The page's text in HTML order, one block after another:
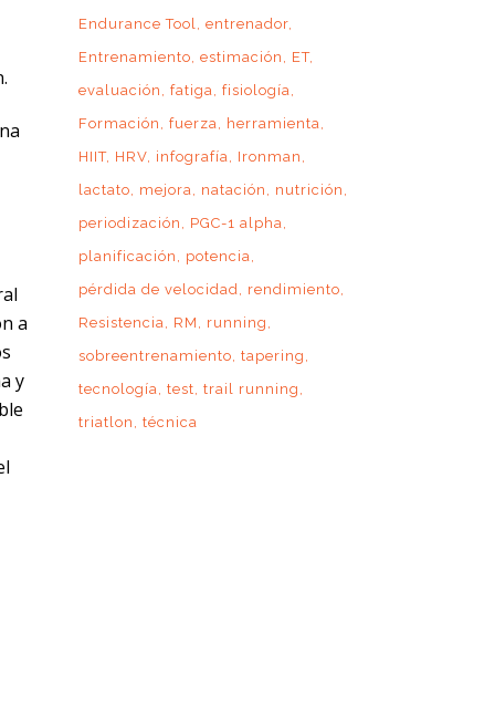
a
y
Endurance Tool entrenador
Entrenamiento estimación
ET
evaluación
fatiga fisiología
Formación
fuerza
herramienta
HIIT HRV infografía
Ironman
lactato
mejora natación
nutrición
periodización
PGC-1 alpha
planificación
potencia
pérdida de velocidad
rendimiento
Resistencia
RM
running
sobreentrenamiento tapering
tecnología test trail running
triatlon
técnica